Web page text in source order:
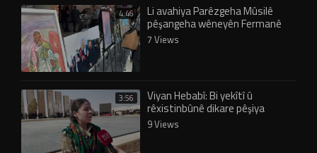
4:46 Li avahiya Parêzgeha Mûsilê
pêşangeha wêneyên Fermanê
7 Views
3:56 Viyan Hebabî: Bi yekîtî û
rêxistinbûnê dikare pêşiya
fermanê bê girtin
9 Views